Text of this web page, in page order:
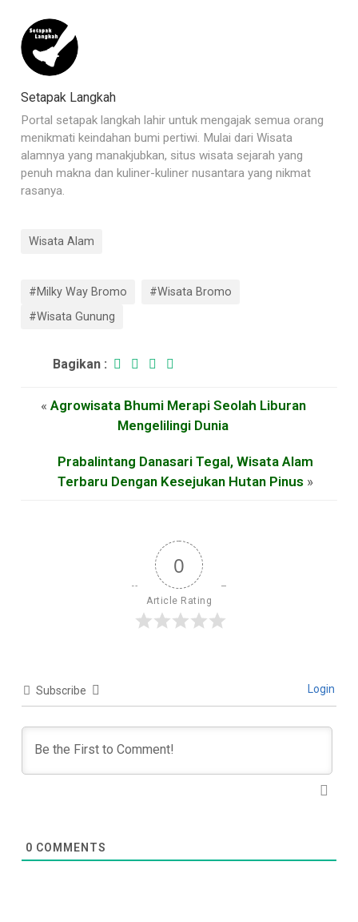
Setapak Langkah
Portal setapak langkah lahir untuk mengajak semua orang
menikmati keindahan bumi pertiwi. Mulai dari Wisata
alamnya yang manakjubkan, situs wisata sejarah yang
penuh makna dan kuliner-kuliner nusantara yang nikmat
rasanya.
Wisata Alam
#Milky Way Bromo
#Wisata Bromo
#Wisata Gunung
Bagikan :
« Agrowisata Bhumi Merapi Seolah Liburan
Mengelilingi Dunia
Prabalintang Danasari Tegal, Wisata Alam
Terbaru Dengan Kesejukan Hutan Pinus»
0
Article Rating
Subscribe Login
0 COMMENTS